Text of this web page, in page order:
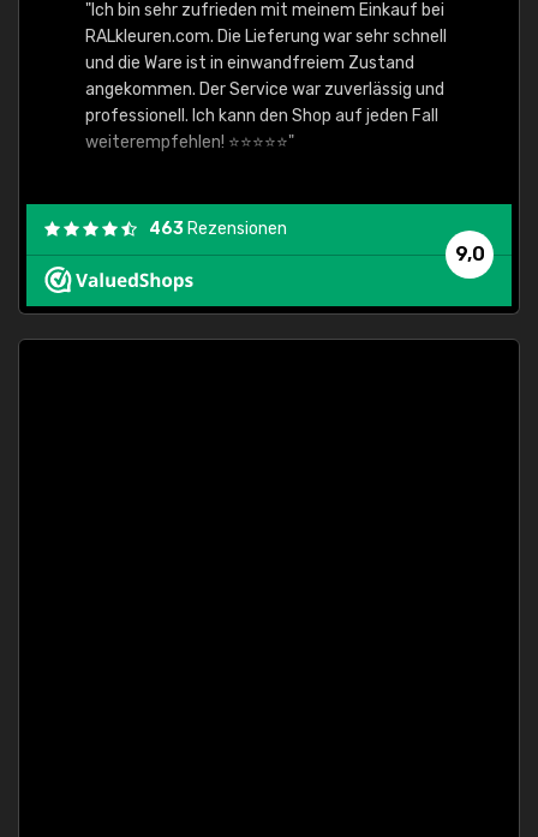
"Ich bin sehr zufrieden mit meinem Einkauf bei
RALkleuren.com. Die Lieferung war sehr schnell
und die Ware ist in einwandfreiem Zustand
angekommen. Der Service war zuverlässig und
professionell. Ich kann den Shop auf jeden Fall
weiterempfehlen! ⭐⭐⭐⭐⭐"
9,0
463 Rezensionen